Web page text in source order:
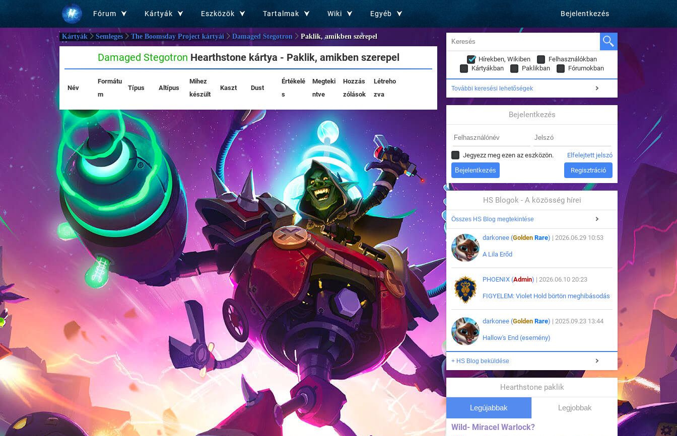
Fórum Kártyák Eszközök Tartalmak Wiki Egyéb Bejelentkezés
Kártyák Semleges The Boomsday Project kártyái Damaged Stegotron Paklik, amikben szerepel
Damaged Stegotron Hearthstone kártya - Paklik, amikben szerepel
Név
Formátu
m
Típus Altípus
Mihez
készült
Kaszt Dust
Értékelé
s
Megteki
ntve
Hozzás
zólások
Létreho
zva
Hírekben, Wikiben
Felhasználókban
Kártyákban
Paklikban Fórumokban
További keresési lehetőségek
Bejelentkezés
Jegyezz meg ezen az eszközön. Elfelejtett jelszó
Regisztráció
HS Blogok - A közösség hírei
Összes HS Blog megtekintése
darkonee (Golden Rare) | 2026.06.29 10:53
A Lila Erőd
PHOENIX (Admin) | 2026.06.10 20:23
FIGYELEM: Violet Hold börtön meghibásodás
darkonee (Golden Rare) | 2025.09.23 13:44
Hallow's End (esemény)
+ HS Blog beküldése
Hearthstone paklik
Legújabbak Legjobbak
Wild- Miracel Warlock?